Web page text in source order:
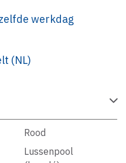
werkdag
(NL)
Rood
Lussenpool